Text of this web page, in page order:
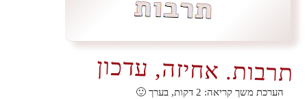
תרבות. אחיזה, עדכון
הערכת משך קריאה: 2 דקות, בערך 🙂